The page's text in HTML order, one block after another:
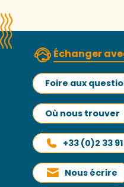
Échanger
Foire aux
Où nous trouver
+33 (0)2 33
Nous écrire